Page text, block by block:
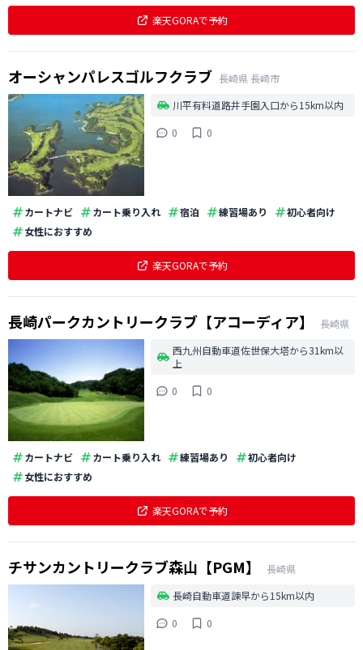
楽天GORAで予約
オーシャンパレスゴルフクラブ 長崎県 長崎市
川平有料道路井手園入口から15km以内
0
0
カートナビ カート乗り入れ 宿泊 練習場あり
初心者向け
女性におすすめ
楽天GORAで予約
長崎パークカントリークラブ【アコーディア】
長崎県
西九州自動車道佐世保大塔から31km以
上
0
0
カートナビ カート乗り入れ 練習場あり
初心者向け
女性におすすめ
楽天GORAで予約
チサンカントリークラブ森山【PGM】
長崎県
長崎自動車道諫早から15km以内
0
0